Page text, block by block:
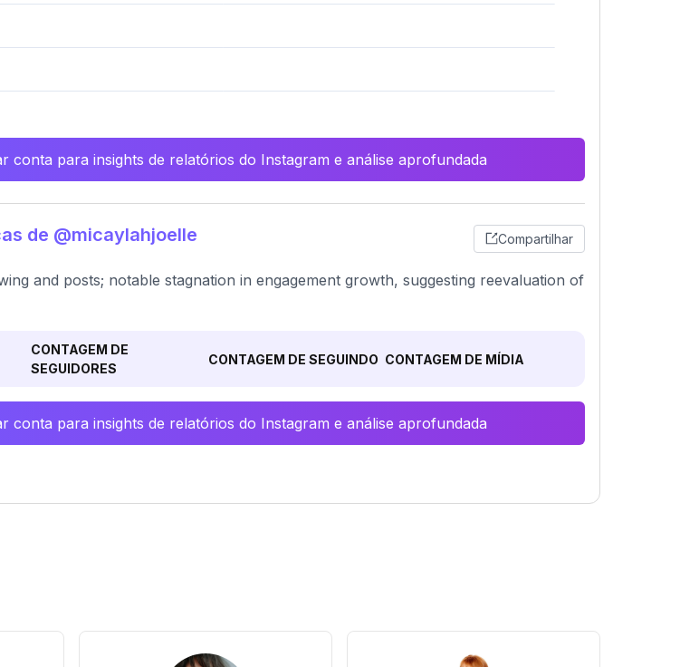
conta para insights de relatórios do Instagram e análise aprofundada
de @micaylahjoelle Compartilhar
and posts; notable stagnation in engagement growth, suggesting reevaluation of
CONTAGEM DE
SEGUIDORES
CONTAGEM DE SEGUINDO CONTAGEM DE MÍDIA
conta para insights de relatórios do Instagram e análise aprofundada